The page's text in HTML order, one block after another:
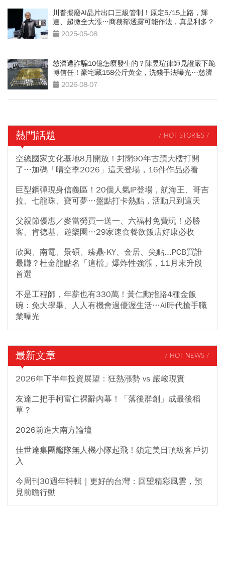
川普擬廢AI晶片出口三級管制！原定5/15上路，輝
達、超微全大漲…商務部透露可能作法，真是利多？
2025-05-08
慈濟遭詐騙10億怎麼發生的？陳昱瑄律師見證嚴下跪
博信任！豪宅藏158公斤黃金，洗錢手法曝光…慈濟
回應了
2026-08-07
熱門話題 / HOT STORIES /
空總國家文化基地8月開放！封閉90年古蹟大樓打開
了…加碼「晴空季2026」這天登場，16件作品必看
巨型鋼彈現身信義區！20個人氣IP登場，航海王、哥吉
拉、七龍珠、寶可夢…盤點打卡熱點，活動只到這天
父親節優惠／麥當勞買一送一、六福村免費玩！必勝
客、肯德基、遊樂園…29家速食餐飲飯店好康必收
欣興、南電、景碩、臻鼎-KY、金居、尖點...PCB買誰
最賺？杜金龍點名「這檔」爆炸性強漲，11月末升段
首選
不是工程師，年薪也有330萬！黃仁勳指路4種金飯
碗：免大學畢、人人有機會過優渥生活…AI時代搶手職
業曝光
最新文章 / HOT NEWS /
2026年下半年投資展望：狂熱漲勢 vs 嚴峻現實
友達二把手柯富仁裸辭內幕！「落後群創」成最後稻
草？
2026前進大南方論壇
佳世達集團艦隊無人機小隊起飛！鎖定美日頂級客戶切
入
今周刊30週年特輯｜更好的台灣：回望精彩風雲，預
見前瞻行動